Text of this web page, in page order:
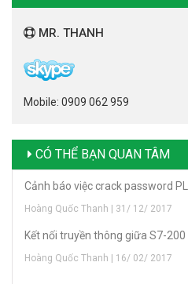
MR. THANH
Mobile: 0909 062 959
CÓ THỂ BẠN QUAN TÂM
Cảnh báo việc crack password
Hoàng Quốc Thanh | 31/ 12/ 2017
Kết nối truyền thông giữa S7-
Hoàng Quốc Thanh | 16/ 02/ 2017